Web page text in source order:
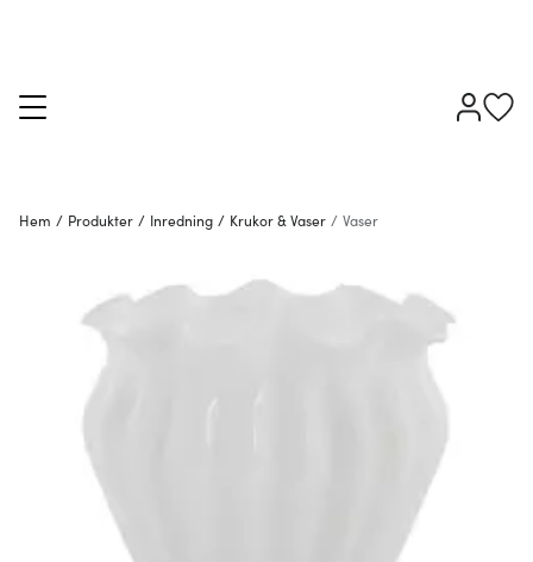
Hem / Produkter / Inredning / Krukor & Vaser / Vaser